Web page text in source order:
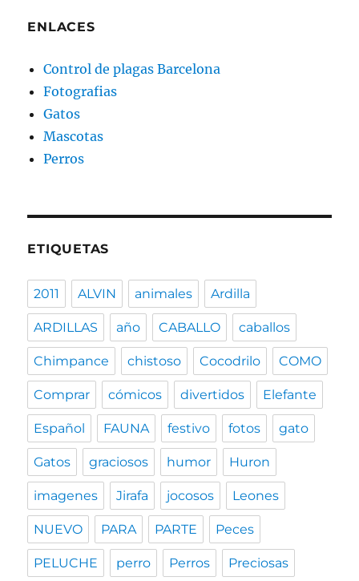
ENLACES
Control de plagas Barcelona
Fotografias
Gatos
Mascotas
Perros
ETIQUETAS
2011 ALVIN animales Ardilla
ARDILLAS año CABALLO caballos
Chimpance chistoso Cocodrilo COMO
Comprar cómicos divertidos Elefante
Español FAUNA festivo fotos gato
Gatos graciosos humor Huron
imagenes Jirafa jocosos Leones
NUEVO PARA PARTE Peces
PELUCHE perro Perros Preciosas